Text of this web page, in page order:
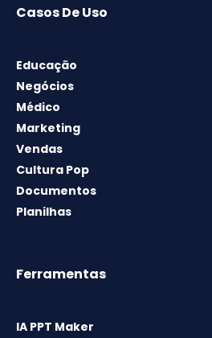
Casos De Uso
Educação
Negócios
Médico
Marketing
Vendas
Cultura Pop
Documentos
Planilhas
Ferramentas
IA PPT Maker